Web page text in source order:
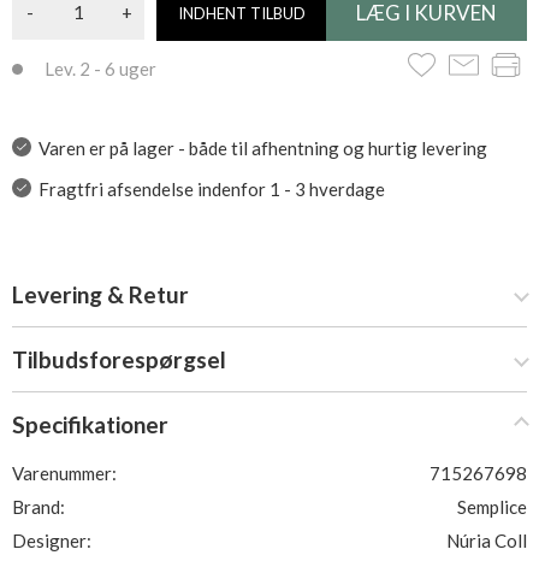
- + INDHENT TILBUD
Lev. 2 - 6 uger
Varen er på lager - både til afhentning og hurtig levering
Fragtfri afsendelse indenfor 1 - 3 hverdage
Levering & Retur
Tilbudsforespørgsel
Specifikationer
Varenummer:
715267698
Brand:
Semplice
Designer:
Núria Coll